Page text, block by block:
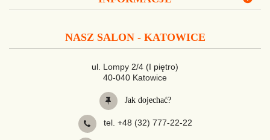
NASZ SALON - KATOWICE
ul. Lompy 2/4 (I piętro)
40-040 Katowice
Jak dojechać?
tel. +48 (32) 777-22-22